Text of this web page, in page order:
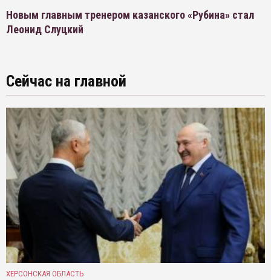
Новым главным тренером казанского «Рубина» стал
Леонид Слуцкий
Сейчас на главной
ХЕРСОНСКАЯ ОБЛАСТЬ